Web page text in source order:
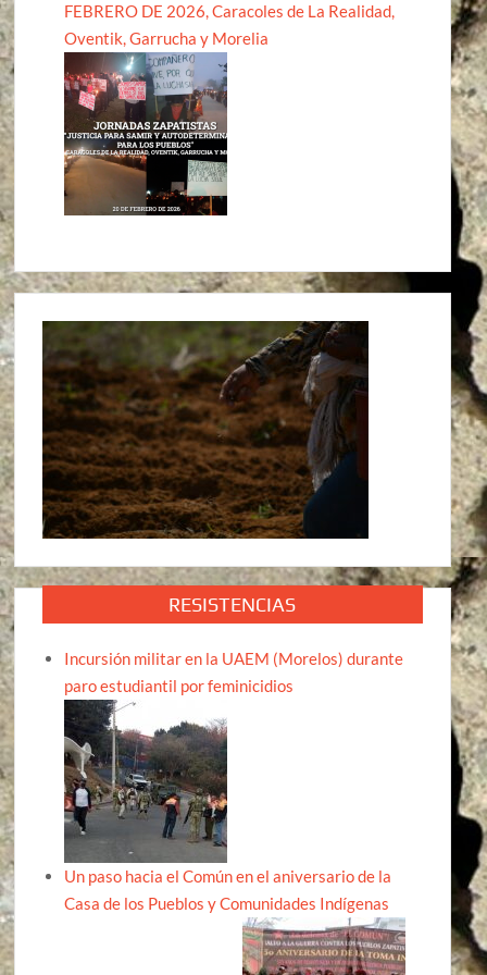
FEBRERO DE 2026, Caracoles de La Realidad,
Oventik, Garrucha y Morelia
RESISTENCIAS
Incursión militar en la UAEM (Morelos) durante
paro estudiantil por feminicidios
Un paso hacia el Común en el aniversario de la
Casa de los Pueblos y Comunidades Indígenas